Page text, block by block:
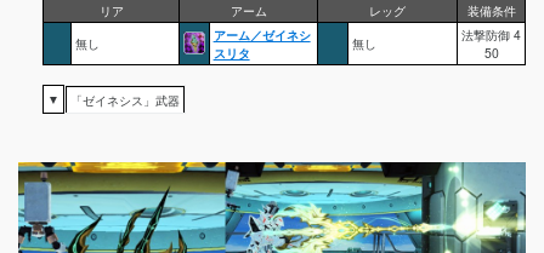
リア アーム レッグ
装備条件
無し
アーム／ゼイネシ
スリタ
無し
法撃防御 4
50
▼ 「ゼイネシス」武器